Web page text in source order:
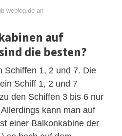
weblog.de an
auf
die besten?
Schiffen 1, 2 und 7. Die
Schiff 1, 2 und 7
den Schiffen 3 bis 6 nur
kann man auf
einer Balkonkabine der